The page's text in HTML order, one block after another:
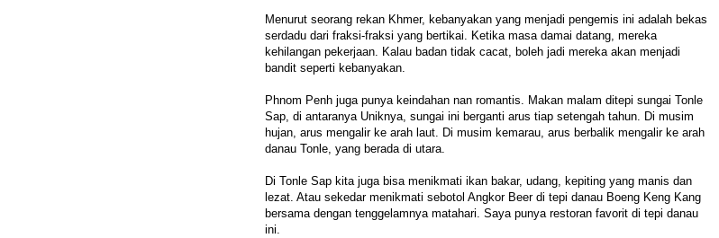
Menurut seorang rekan Khmer, kebanyakan yang menjadi pengemis ini adalah bekas
serdadu dari fraksi-fraksi yang bertikai. Ketika masa damai datang, mereka
kehilangan pekerjaan. Kalau badan tidak cacat, boleh jadi mereka akan menjadi
bandit seperti kebanyakan.
Phnom Penh juga punya keindahan nan romantis. Makan malam ditepi sungai Tonle
Sap, di antaranya Uniknya, sungai ini berganti arus tiap setengah tahun. Di musim
hujan, arus mengalir ke arah laut. Di musim kemarau, arus berbalik mengalir ke arah
danau Tonle, yang berada di utara.
Di Tonle Sap kita juga bisa menikmati ikan bakar, udang, kepiting yang manis dan
lezat. Atau sekedar menikmati sebotol Angkor Beer di tepi danau Boeng Keng Kang
bersama dengan tenggelamnya matahari. Saya punya restoran favorit di tepi danau
ini.